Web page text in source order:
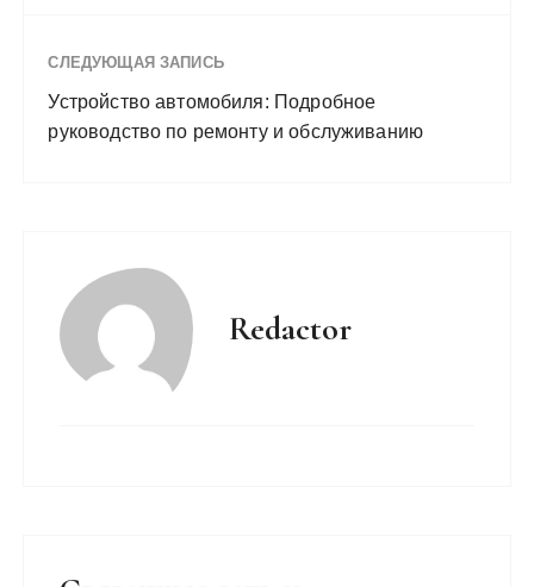
СЛЕДУЮЩАЯ ЗАПИСЬ
Устройство автомобиля: Подробное
руководство по ремонту и обслуживанию
Redactor